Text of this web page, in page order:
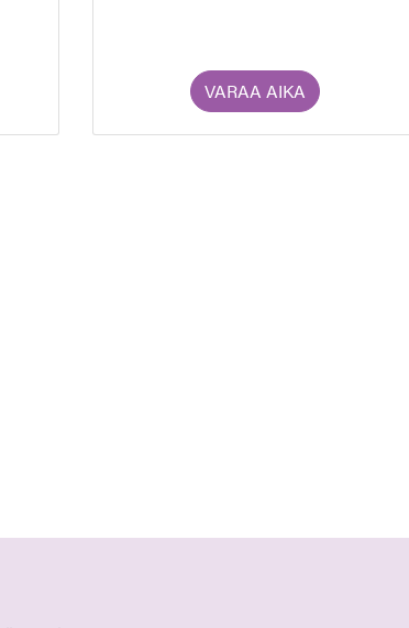
VARAA AIKA